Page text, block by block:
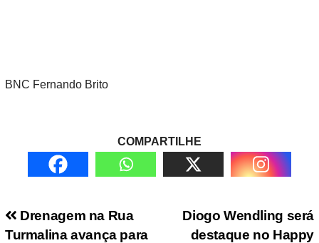
BNC Fernando Brito
COMPARTILHE
Navegação de PostDiogo Wendling será
destaque no Happy
Drenagem na Rua
Turmalina avança para